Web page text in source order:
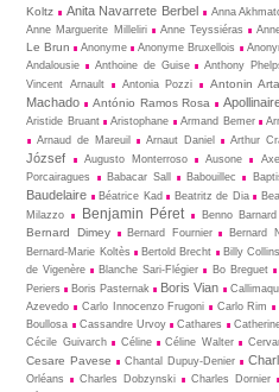
Koltz
Anita Navarrete Berbel Anna
Anne Marguerite Milleliri
Anne Teyssiéras
Le Brun
Anonyme Anonyme Bruxellois
Andalousie
Anthoine de Guise Anthony
Vincent Arnault
Antonia Pozzi Antonin
Machado
António Ramos Rosa
Aristide Bruant
Aristophane Armand Bemer
Arnaud de Mareuil
Arnaut Daniel Arthur
József
Augusto Monterroso Ausone
Porcairagues
Babacar Sall Babouillec
Baudelaire Béatrice Kad Beatritz de Dia
Milazzo
Benjamin Péret Benno Barnard
Bernard Dimey Bernard Fournier Bernard
Bernard-Marie Koltès
Bertold Brecht Billy Collins
de Vigenère
Blanche Sari-Flégier Bo Breguet
Periers
Boris Pasternak Boris Vian
Azevedo
Carlo Innocenzo Frugoni Carlo Rim
Boullosa
Cassandre Urvoy Cathares
Cécile Guivarch
Céline Céline Walter
Cesare Pavese Chantal Dupuy-Denier
Orléans
Charles Dobzynski Charles Dornier